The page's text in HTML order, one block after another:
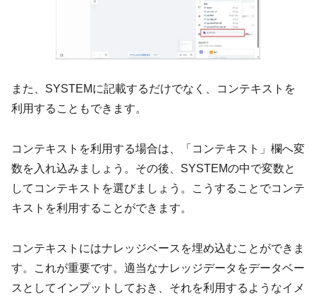
また、SYSTEMに記載するだけでなく、コンテキストを
利用することもできます。
コンテキストを利用する場合は、「コンテキスト」欄へ変
数を入れ込みましょう。その後、SYSTEMの中で変数と
してコンテキストを選びましょう。こうすることでコンテ
キストを利用することができます。
コンテキストにはナレッジベースを埋め込むことができま
す。これが重要です。適当なナレッジデータをデータベー
スとしてインプットしておき、それを利用するようなイメ